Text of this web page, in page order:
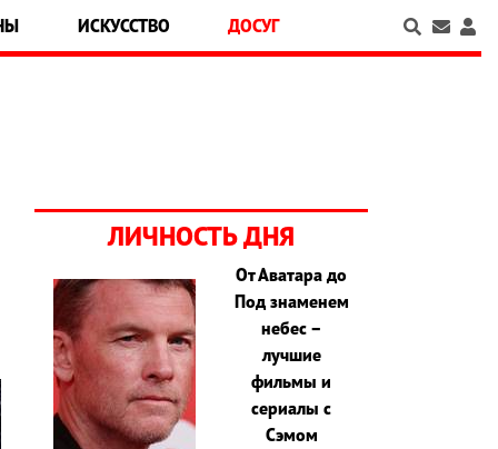
ИСКУССТВО ДОСУГ
ЛИЧНОСТЬ ДНЯ
От Аватара до
Под знаменем
небес –
лучшие
фильмы и
сериалы с
Сэмом